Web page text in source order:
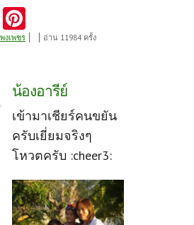
nt
es
t
งเพชร อ่าน 11984 ครั้ง
น้องอารีย์
เข้ามาเชียร์คนขยัน
ครับเยี่ยมจริงๆ
โหวตครับ :cheer3: